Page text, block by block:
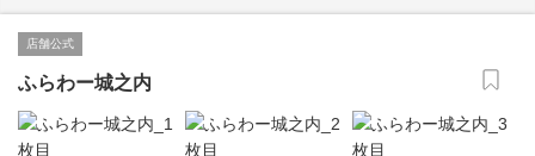
店舗公式
ふらわー城之内